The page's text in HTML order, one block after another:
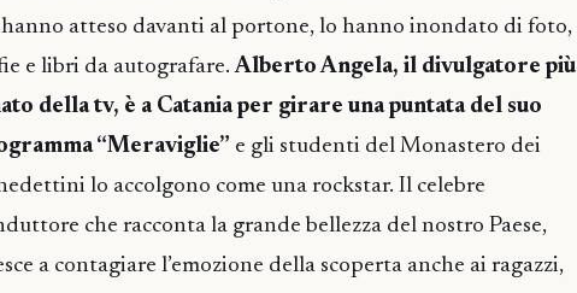
atteso davanti al portone, lo hanno inondato di foto,
e libri da autografare.Alberto Angela, il divulgatore più
della tv, è a Catania per girare una puntata del suo
“Meraviglie” e gli studenti del Monastero dei
lo accolgono come una rockstar. Il celebre
che racconta la grande bellezza del nostro Paese,
a contagiare l’emozione della scoperta anche ai ragazzi,